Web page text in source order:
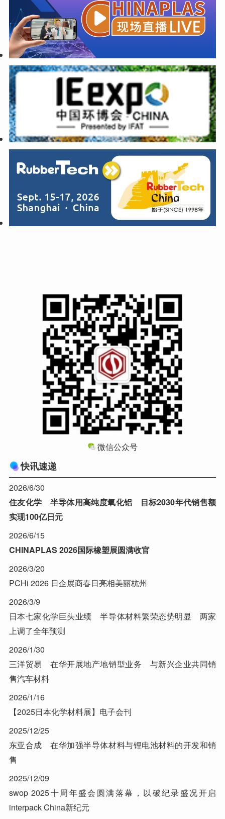
微信公众号
快讯速递
2026/6/30
住友化学 半导体用高纯度氧化铝 目标2030年代销售额
实现100亿日元
2026/6/15
CHINAPLAS 2026国际橡塑展圆满收官
2026/3/20
PCHi 2026 日企展商春日亮相美丽杭州
2026/3/9
日本七家化学巨头业绩 半导体材料繁荣态势明显 两家
上调了全年预测
2026/1/30
三洋贸易 在华开展地产地销型业务 与新兴企业共同销
售汽车材料
2026/1/16
【2025日本化学材料展】电子会刊
2025/12/25
东亚合成 在华加强半导体材料与锂电池材料的开发和销
售
2025/12/09
swop 2025十周年盛会圆满落幕，以破纪录盛况开启
interpack China新纪元